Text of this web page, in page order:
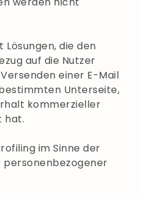
die den
auf die Nutzer
einer E-Mail
Unterseite,
kommerzieller
hat.
im Sinne der